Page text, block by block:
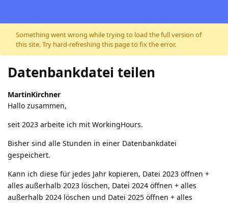
Skip to content
Something went wrong while trying to load the full version of
this site. Try hard-refreshing this page to fix the error.
Datenbankdatei teilen
MartinKirchner
Hallo zusammen,
seit 2023 arbeite ich mit WorkingHours.
Bisher sind alle Stunden in einer Datenbankdatei
gespeichert.
Kann ich diese für jedes Jahr kopieren, Datei 2023 öffnen +
alles außerhalb 2023 löschen, Datei 2024 öffnen + alles
außerhalb 2024 löschen und Datei 2025 öffnen + alles